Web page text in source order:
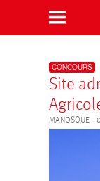
Aller
au
contenu
CONCOURS
Site
MANOSQUE -